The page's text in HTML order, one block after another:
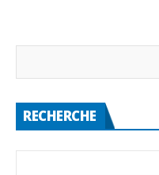
RECHERCHE